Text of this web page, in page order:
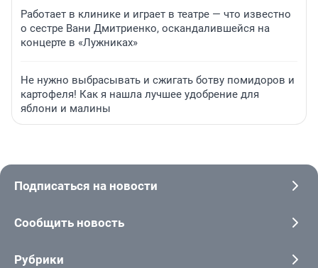
Работает в клинике и играет в театре — что известно
о сестре Вани Дмитриенко, оскандалившейся на
концерте в «Лужниках»
Не нужно выбрасывать и сжигать ботву помидоров и
картофеля! Как я нашла лучшее удобрение для
яблони и малины
Подписаться на новости
Сообщить новость
Рубрики